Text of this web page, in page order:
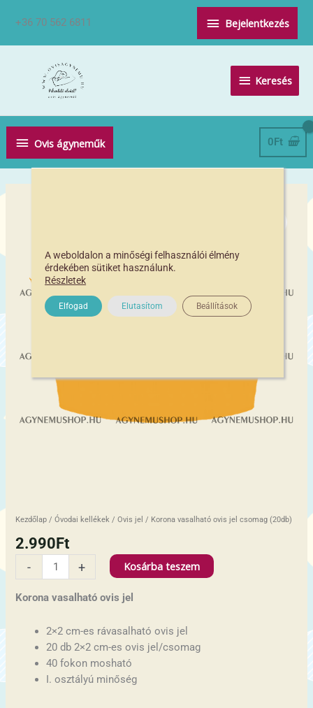
+36 70 562 6811
Above
Header
Bejelentkezés
Keresés
Keresés
Below
Header
Ovis ágyneműk 0Ft
Kezdőlap /Óvodai kellékek /Ovis jel / Korona vasalható ovis jel csomag (20db)
2.990Ft
-
csomag
(20db)
mennyiség
+ Kosárba teszem
Korona vasalható ovis jel
2×2 cm-es rávasalható ovis jel
20 db 2×2 cm-es ovis jel/csomag
40 fokon mosható
I. osztályú minőség
A weboldalon a minőségi felhasználói élmény
érdekében sütiket használunk.
Részletek
Elfogad Elutasítom Beállítások